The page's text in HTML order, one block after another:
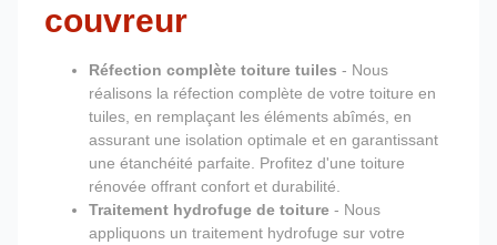
couvreur
Réfection complète toiture tuiles - Nous
réalisons la réfection complète de votre toiture en
tuiles, en remplaçant les éléments abîmés, en
assurant une isolation optimale et en garantissant
une étanchéité parfaite. Profitez d'une toiture
rénovée offrant confort et durabilité.
Traitement hydrofuge de toiture - Nous
appliquons un traitement hydrofuge sur votre